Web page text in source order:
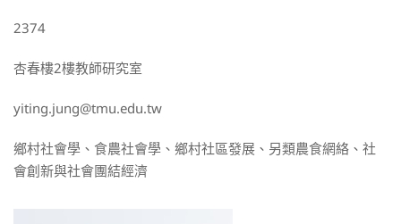
2374
杏春樓2樓教師研究室
yiting.jung@tmu.edu.tw
鄉村社會學、食農社會學、鄉村社區發展、另類農食網絡、社
會創新與社會團結經濟